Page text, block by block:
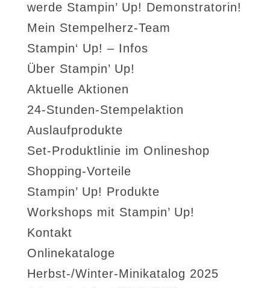
werde Stampin’ Up! Demonstratorin!
Mein Stempelherz-Team
Stampin‘ Up! – Infos
Über Stampin’ Up!
Aktuelle Aktionen
24-Stunden-Stempelaktion
Auslaufprodukte
Set-Produktlinie im Onlineshop
Shopping-Vorteile
Stampin’ Up! Produkte
Workshops mit Stampin’ Up!
Kontakt
Onlinekataloge
Herbst-/Winter-Minikatalog 2025